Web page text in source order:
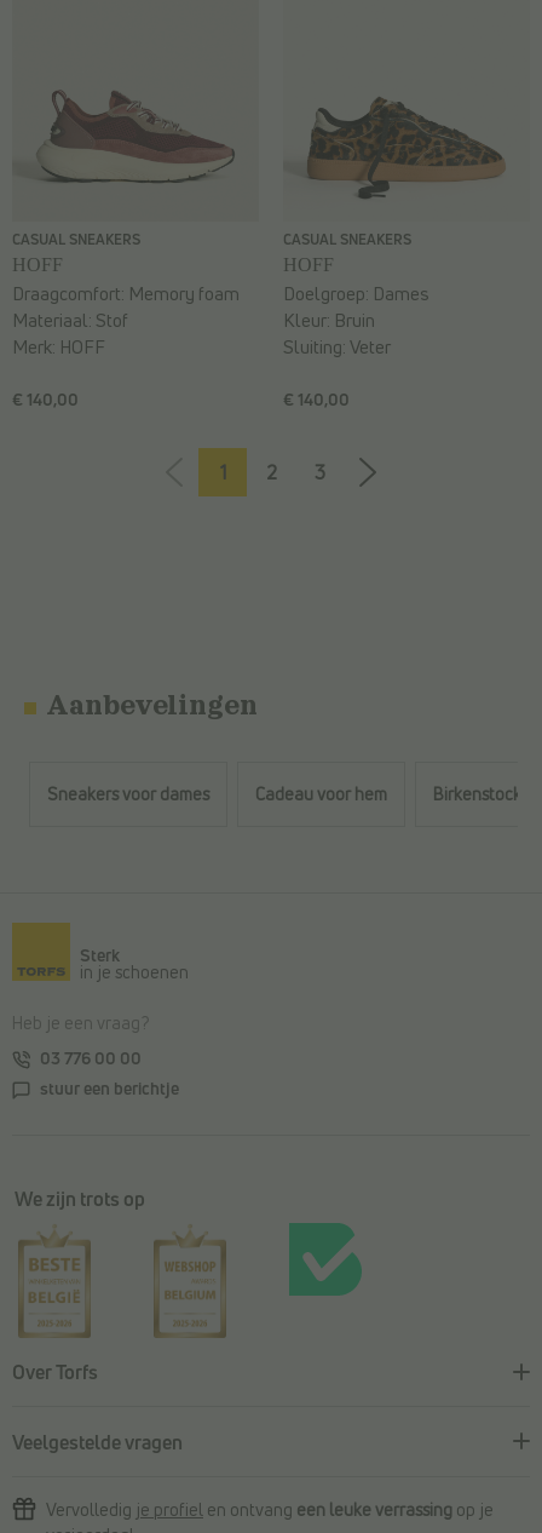
CASUAL SNEAKERS
HOFF
€ 140,00
Draagcomfort: Memory foam
Materiaal: Stof
Merk: HOFF
CASUAL SNEAKERS
HOFF
€ 140,00
Doelgroep: Dames
Kleur: Bruin
Sluiting:Veter
1 2 3
Aanbevelingen
Sneakers voor dames Cadeau voor hem Birkenstock
Sterk
in je schoenen
Heb je een vraag?
03 776 00 00
stuur een berichtje
We zijn trots op
Over Torfs
Veelgestelde vragen
Vervolledig je profiel en ontvang een leuke verrassing op je